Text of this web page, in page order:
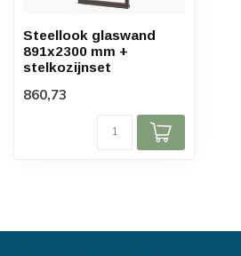
Steellook glaswand
891x2300 mm +
stelkozijnset
860,73